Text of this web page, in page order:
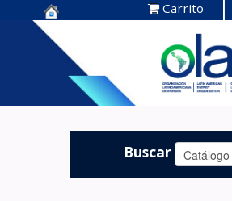
Centro de
Documentación
OLADE -
Carrito
Buscar